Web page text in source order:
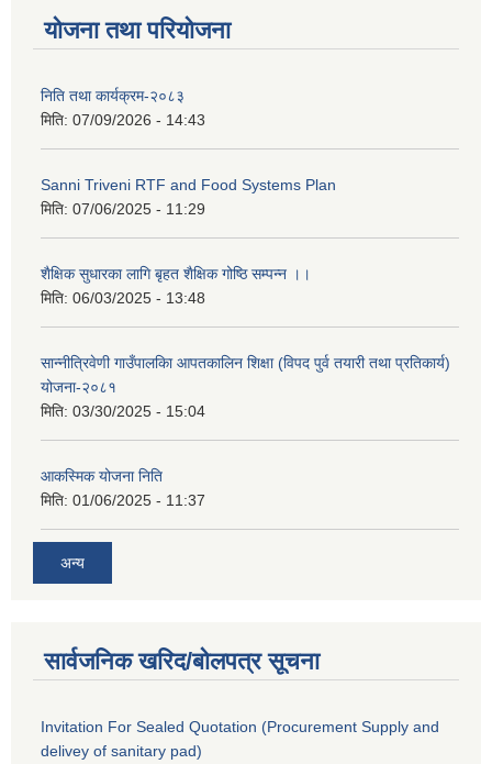
योजना तथा परियोजना
निति तथा कार्यक्रम-२०८३
मिति: 07/09/2026 - 14:43
Sanni Triveni RTF and Food Systems Plan
मिति: 07/06/2025 - 11:29
शैक्षिक सुधारका लागि बृहत शैक्षिक गोष्ठि सम्पन्न ।।
मिति: 06/03/2025 - 13:48
सान्नीत्रिवेणी गाउँपालकिा आपतकालिन शिक्षा (विपद पुर्व तयारी तथा प्रतिकार्य)
योजना-२०८१
मिति: 03/30/2025 - 15:04
आकस्मिक योजना निति
मिति: 01/06/2025 - 11:37
अन्य
सार्वजनिक खरिद/बोलपत्र सूचना
Invitation For Sealed Quotation (Procurement Supply and
delivey of sanitary pad)